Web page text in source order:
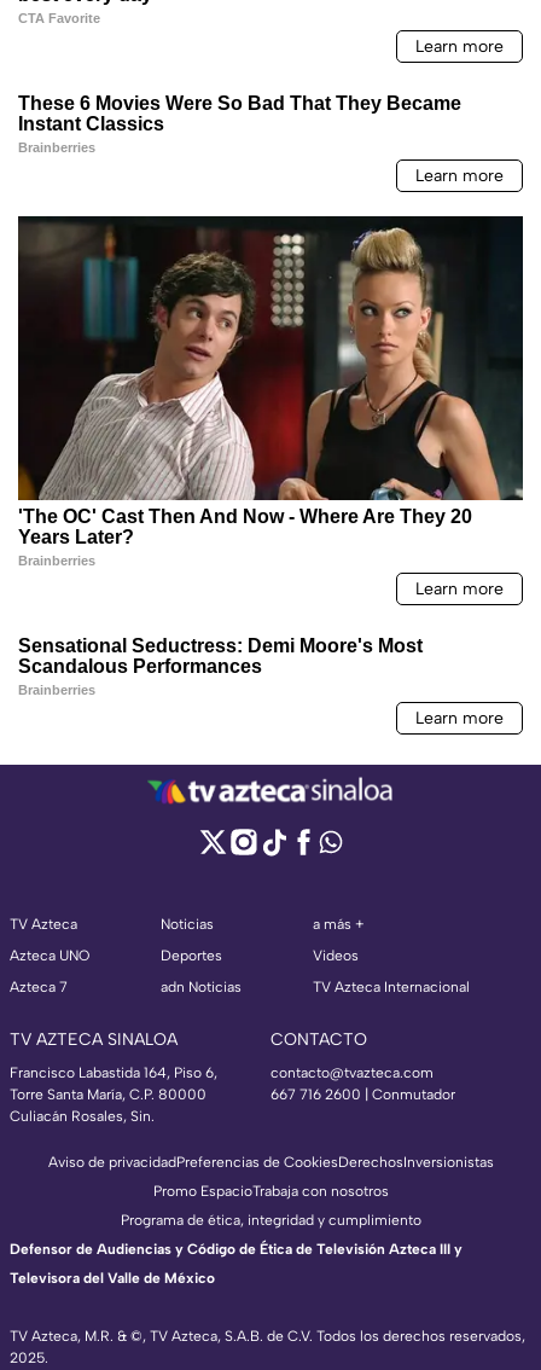
TV Azteca
Azteca UNO
Azteca 7
Noticias
Deportes
adn Noticias
a más +
Videos
TV Azteca Internacional
TV AZTECA SINALOA
Francisco Labastida 164, Piso 6,
Torre Santa María, C.P. 80000
Culiacán Rosales, Sin.
CONTACTO
contacto@tvazteca.com
667 716 2600 | Conmutador
TV Azteca, M.R. & ©, TV Azteca, S.A.B. de C.V. Todos los derechos reservados,
2025.
Aviso de privacidadPreferencias de CookiesDerechosInversionistas
Promo EspacioTrabaja con nosotros
Programa de ética, integridad y cumplimiento
Defensor de Audiencias y Código de Ética de Televisión Azteca III y
Televisora del Valle de México